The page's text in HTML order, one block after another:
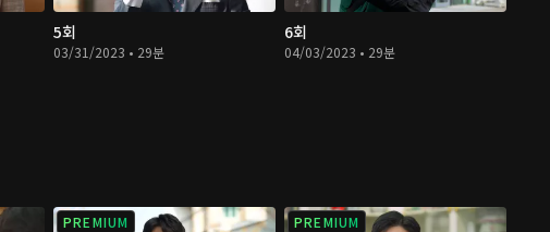
5회
03/31/2023 • 29분
6회
04/03/2023 • 29분
PREMIUM PREMIUM